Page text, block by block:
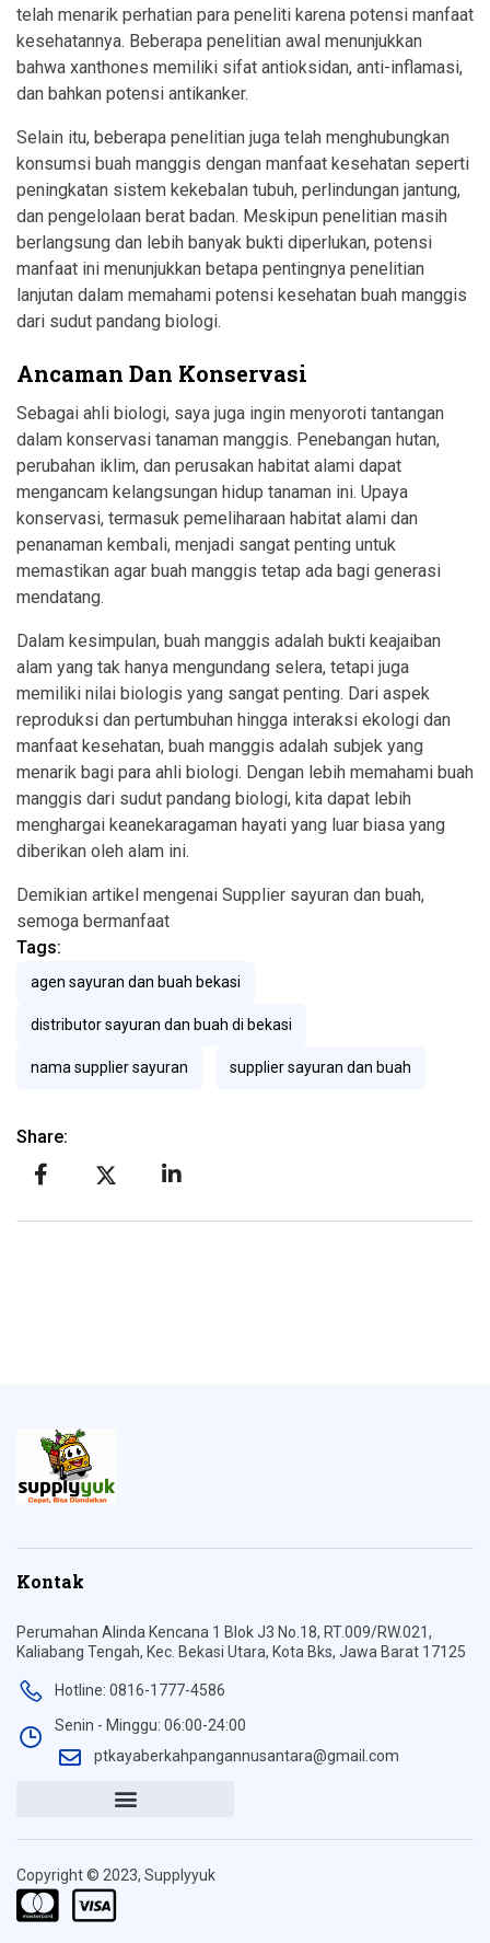
telah menarik perhatian para peneliti karena potensi manfaat
kesehatannya. Beberapa penelitian awal menunjukkan
bahwa xanthones memiliki sifat antioksidan, anti-inflamasi,
dan bahkan potensi antikanker.
Selain itu, beberapa penelitian juga telah menghubungkan
konsumsi buah manggis dengan manfaat kesehatan seperti
peningkatan sistem kekebalan tubuh, perlindungan jantung,
dan pengelolaan berat badan. Meskipun penelitian masih
berlangsung dan lebih banyak bukti diperlukan, potensi
manfaat ini menunjukkan betapa pentingnya penelitian
lanjutan dalam memahami potensi kesehatan buah manggis
dari sudut pandang biologi.
Ancaman Dan Konservasi
Sebagai ahli biologi, saya juga ingin menyoroti tantangan
dalam konservasi tanaman manggis. Penebangan hutan,
perubahan iklim, dan perusakan habitat alami dapat
mengancam kelangsungan hidup tanaman ini. Upaya
konservasi, termasuk pemeliharaan habitat alami dan
penanaman kembali, menjadi sangat penting untuk
memastikan agar buah manggis tetap ada bagi generasi
mendatang.
Dalam kesimpulan, buah manggis adalah bukti keajaiban
alam yang tak hanya mengundang selera, tetapi juga
memiliki nilai biologis yang sangat penting. Dari aspek
reproduksi dan pertumbuhan hingga interaksi ekologi dan
manfaat kesehatan, buah manggis adalah subjek yang
menarik bagi para ahli biologi. Dengan lebih memahami buah
manggis dari sudut pandang biologi, kita dapat lebih
menghargai keanekaragaman hayati yang luar biasa yang
diberikan oleh alam ini.
Demikian artikel mengenai Supplier sayuran dan buah,
semoga bermanfaat
Tags:
agen sayuran dan buah bekasi
distributor sayuran dan buah di bekasi
nama supplier sayuran supplier sayuran dan buah
Share:
Kontak
Perumahan Alinda Kencana 1 Blok J3 No.18, RT.009/RW.021,
Kaliabang Tengah, Kec. Bekasi Utara, Kota Bks, Jawa Barat 17125
Hotline: 0816-1777-4586
Senin - Minggu: 06:00-24:00
ptkayaberkahpangannusantara@gmail.com
Copyright © 2023, Supplyyuk